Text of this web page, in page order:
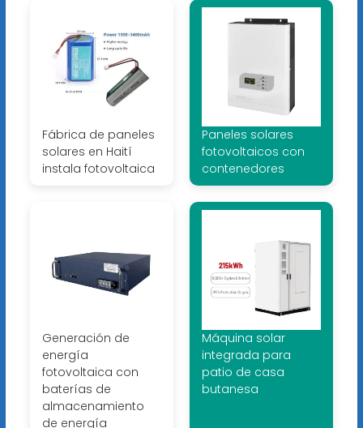
Fábrica de paneles
solares en Haití
instala fotovoltaica
Paneles solares
fotovoltaicos con
contenedores
Generación de
energía
fotovoltaica con
baterías de
almacenamiento
de energía
Máquina solar
integrada para
patio de casa
butanesa